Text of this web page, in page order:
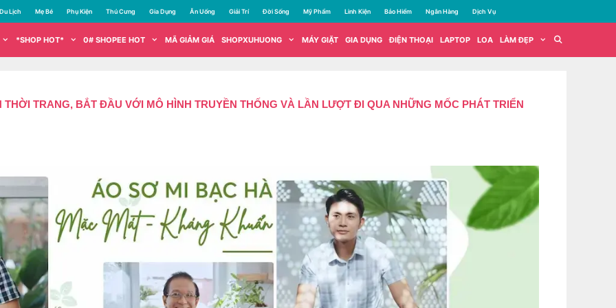
Du Lịch Mẹ Bé Phụ Kiện Thú Cưng Gia Dụng Ăn Uống Giải Trí Đời Sống Mỹ Phẩm Linh Kiện Bảo Hiểm Ngân Hàng Dịch Vụ
*SHOP HOT* 0# SHOPEE HOT MÃ GIẢM GIÁ SHOPXUHUONG MÁY GIẶT GIA DỤNG ĐIỆN THOẠI LAPTOP LOA LÀM ĐẸP
TRANG, BẮT ĐẦU VỚI MÔ HÌNH TRUYỀN THỐNG VÀ LẦN LƯỢT ĐI QUA NHỮNG MỐC PHÁT TRIỂN